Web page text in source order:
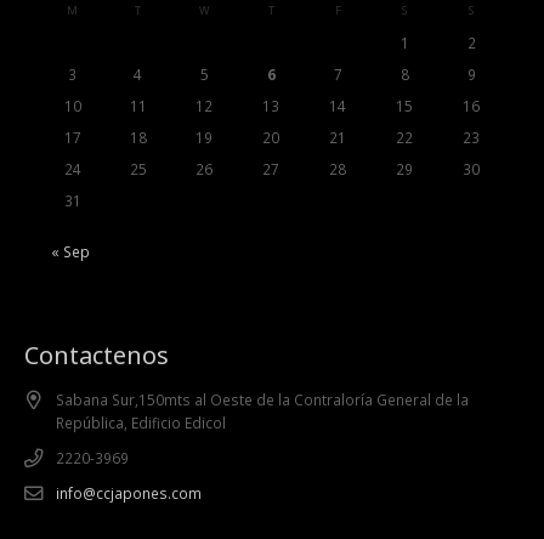
M T W T F S S
1
2
3
4 5 6 7 8
9
10
11 12 13 14 15
16
17
18 19 20 21 22
23
24
25 26 27 28 29
30
31
« Sep
Contactenos
Sabana Sur,150mts al Oeste de la Contraloría General de la
República, Edificio Edicol
2220-3969
info@ccjapones.com